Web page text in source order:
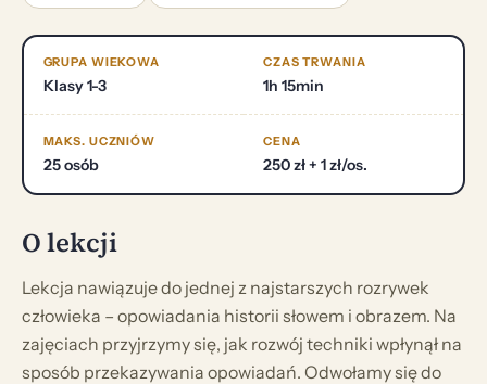
GRUPA WIEKOWA
Klasy 1-3
CZAS TRWANIA
1h 15min
MAKS. UCZNIÓW
25 osób
CENA
250 zł + 1 zł/os.
O lekcji
Lekcja nawiązuje do jednej z najstarszych rozrywek
człowieka – opowiadania historii słowem i obrazem. Na
zajęciach przyjrzymy się, jak rozwój techniki wpłynął na
sposób przekazywania opowiadań. Odwołamy się do